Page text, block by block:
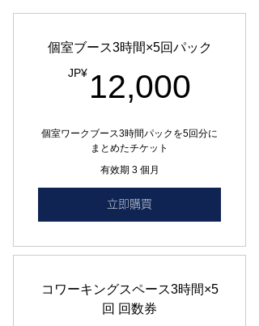
個室ブース3時間×5回パック
JP¥ 12,000
個室ワークブース3時間パックを5回分に
まとめたチケット
有效期 3 個月
立即購買
コワーキングスペース3時間×5
回 回数券